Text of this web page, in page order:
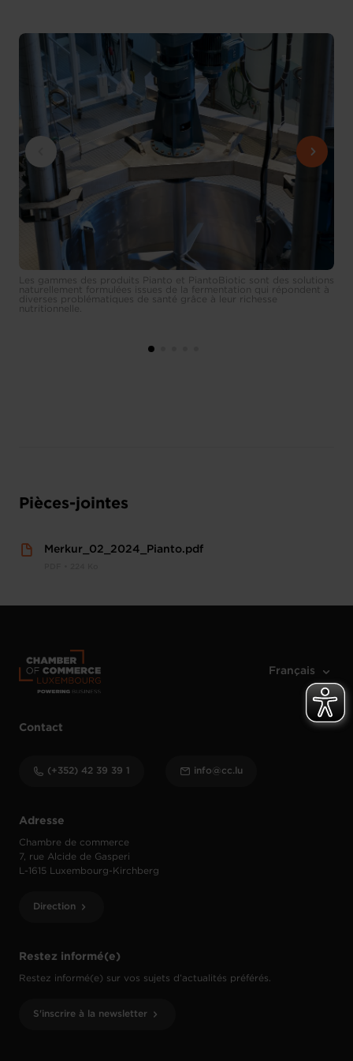
Les gammes des produits Pianto et PiantoBiotic sont des solutions
naturellement formulées issues de la fermentation qui répondent à
diverses problématiques de santé grâce à leur richesse
nutritionnelle.
Pièces-jointes
Merkur_02_2024_Pianto.pdf
Restez informé(e)
Restez informé(e) sur vos sujets d’actualités préférés.
S'inscrire à la newsletter
Adresse
Chambre de commerce
7, rue Alcide de Gasperi
L-1615 Luxembourg-Kirchberg
Direction
Contact
(+352) 42 39 39 1 info@cc.lu